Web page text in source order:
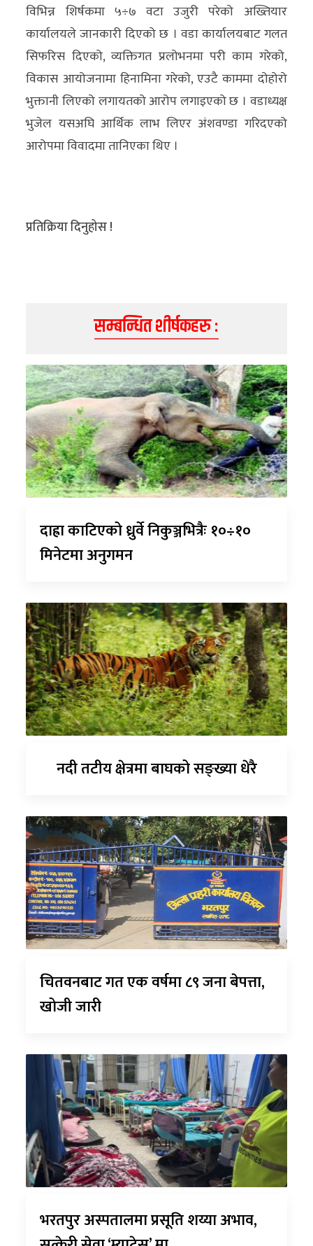
विभिन्न शिर्षकमा ५÷७ वटा उजुरी परेको अख्तियार
कार्यालयले जानकारी दिएको छ । वडा कार्यालयबाट गलत
सिफरिस दिएको, व्यक्तिगत प्रलोभनमा परी काम गरेको,
विकास आयोजनामा हिनामिना गरेको, एउटै काममा दोहोरो
भुक्तानी लिएको लगायतको आरोप लगाइएको छ । वडाध्यक्ष
भुजेल यसअघि आर्थिक लाभ लिएर अंशवण्डा गरिदएको
आरोपमा विवादमा तानिएका थिए ।
प्रतिक्रिया दिनुहोस !
सम्बन्धित शीर्षकहरु :
दाह्रा काटिएको ध्रुर्वे निकुञ्जभित्रैः १०÷१०
मिनेटमा अनुगमन
नदी तटीय क्षेत्रमा बाघको सङ्ख्या धेरै
चितवनबाट गत एक वर्षमा ८९ जना बेपत्ता,
खोजी जारी
भरतपुर अस्पतालमा प्रसूति शय्या अभाव,